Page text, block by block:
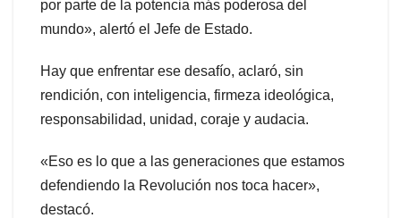
por parte de la potencia más poderosa del
mundo», alertó el Jefe de Estado.
Hay que enfrentar ese desafío, aclaró, sin
rendición, con inteligencia, firmeza ideológica,
responsabilidad, unidad, coraje y audacia.
«Eso es lo que a las generaciones que estamos
defendiendo la Revolución nos toca hacer»,
destacó.